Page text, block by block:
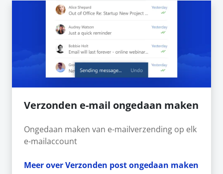
Verzonden e-mail ongedaan maken
Ongedaan maken van e-mailverzending op elk
e-mailaccount
Meer over Verzonden post ongedaan maken